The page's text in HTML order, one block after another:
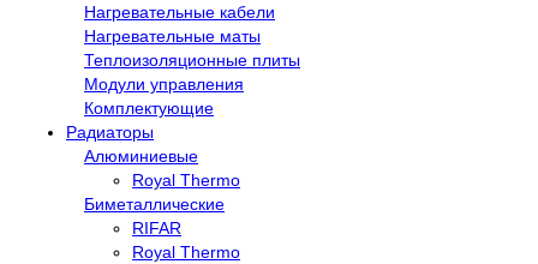
Нагревательные кабели
Нагревательные маты
Теплоизоляционные плиты
Модули управления
Комплектующие
Радиаторы
Алюминиевые
Royal Thermo
Биметаллические
RIFAR
Royal Thermo